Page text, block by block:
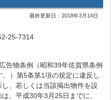
最終更新日：2018年3月14日
25-7314
告物条例（昭和39年佐賀県条例
）第5条第1項の規定に違反し
、若しくは当該掲出物件を設
、平成30年3月25日までに、